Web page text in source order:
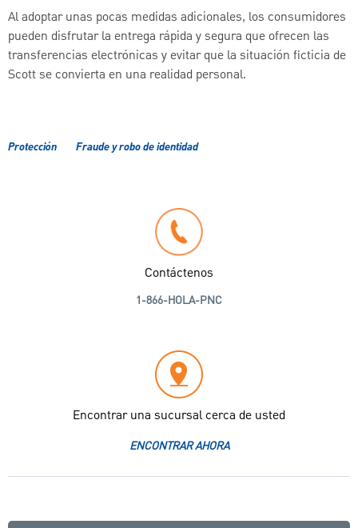
Al adoptar unas pocas medidas adicionales, los consumidores
pueden disfrutar la entrega rápida y segura que ofrecen las
transferencias electrónicas y evitar que la situación ficticia de
Scott se convierta en una realidad personal.
Protección Fraude y robo de identidad
Contáctenos
1-866-HOLA-PNC
Encontrar una sucursal cerca de usted
ENCONTRAR AHORA